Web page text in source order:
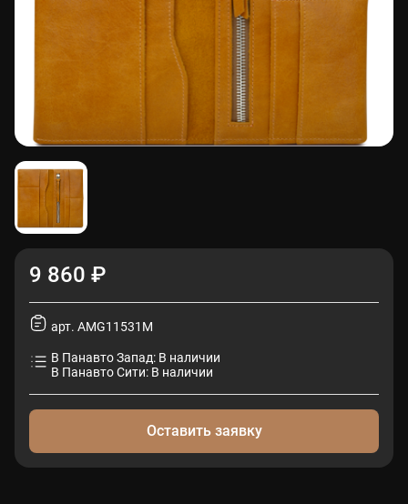
9 860 ₽
арт. AMG11531M
В Панавто Запад: В наличии
В Панавто Сити: В наличии
Оставить заявку